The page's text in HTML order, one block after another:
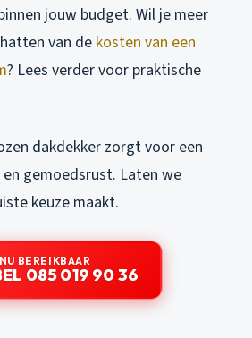
jouw budget. Wil je meer
van dekosten van een
? Lees verder voor praktische
dakdekker zorgt voor een
gemoedsrust. Laten we
keuze maakt.
BEREIKBAAR
085 019 90 36